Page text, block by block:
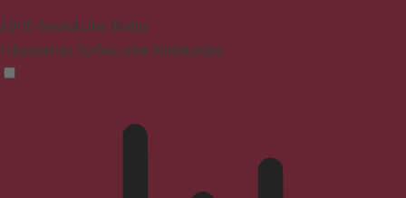
ADHD-freundlicher Modus
Fokussiertes Surfen, ohne Ablenkungen